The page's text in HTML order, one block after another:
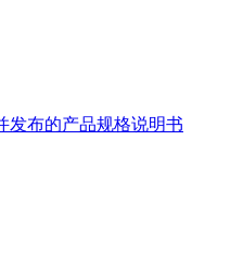
发布的产品规格说明书